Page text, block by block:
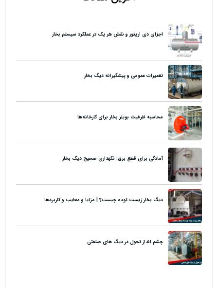
اجزای دی اریتور و نقش هر یک در عملکرد سیستم بخار
تعمیرات عمومی و پیشگیرانه دیگ بخار
محاسبه ظرفیت بویلر بخار برای کارخانه‌ها
آمادگی برای قطع برق: نگهداری صحیح دیگ بخار
دیگ بخار زیست توده چیست؟ | مزایا و معایب و کاربردها
چشم انداز تحول در دیگ های صنعتی